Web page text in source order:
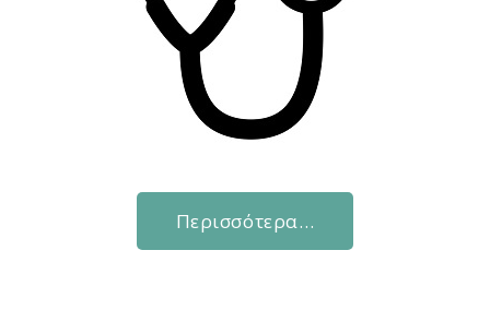
Περισσότερα…